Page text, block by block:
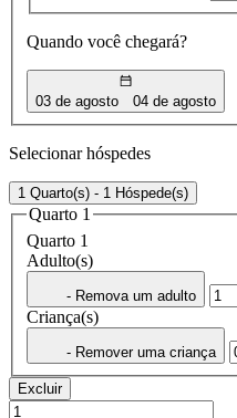
Quando você chegará?
03 de agosto 04 de agosto
Selecionar hóspedes
1 Quarto(s) - 1 Hóspede(s)
Quarto 1
Quarto 1
Adulto(s)
- Remova um adulto
Criança(s)
- Remover uma criança
Excluir